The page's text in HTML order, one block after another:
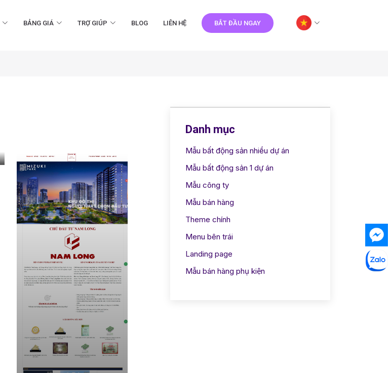
BẢNG GIÁ TRỢ GIÚP BLOG LIÊN HỆ BẮT ĐẦU NGAY
Danh mục
Mẫu bất động sản nhiều dự án
Mẫu bất động sản 1 dự án
Mẫu công ty
Mẫu bán hàng
Theme chính
Menu bên trái
Landing page
Mẫu bán hàng phụ kiện